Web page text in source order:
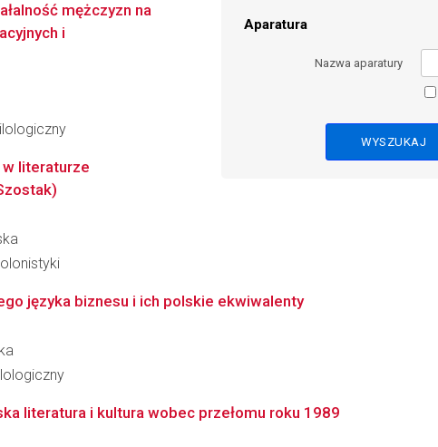
Aparatura
Nazwa aparatury
mężczyzn na
i
literaturze
języka biznesu i ich polskie ekwiwalenty
literatura i kultura wobec przełomu roku 1989